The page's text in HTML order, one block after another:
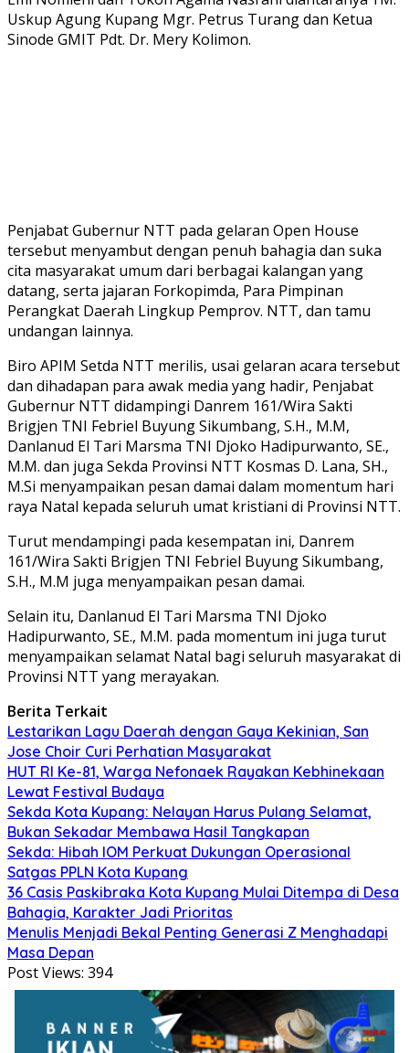
Uskup Agung Kupang Mgr. Petrus Turang dan Ketua
Sinode GMIT Pdt. Dr. Mery Kolimon.
Penjabat Gubernur NTT pada gelaran Open House
tersebut menyambut dengan penuh bahagia dan suka
cita masyarakat umum dari berbagai kalangan yang
datang, serta jajaran Forkopimda, Para Pimpinan
Perangkat Daerah Lingkup Pemprov. NTT, dan tamu
undangan lainnya.
Biro APIM Setda NTT merilis, usai gelaran acara tersebut
dan dihadapan para awak media yang hadir, Penjabat
Gubernur NTT didampingi Danrem 161/Wira Sakti
Brigjen TNI Febriel Buyung Sikumbang, S.H., M.M,
Danlanud El Tari Marsma TNI Djoko Hadipurwanto, SE.,
M.M. dan juga Sekda Provinsi NTT Kosmas D. Lana, SH.,
M.Si menyampaikan pesan damai dalam momentum hari
raya Natal kepada seluruh umat kristiani di Provinsi NTT.
Turut mendampingi pada kesempatan ini, Danrem
161/Wira Sakti Brigjen TNI Febriel Buyung Sikumbang,
S.H., M.M juga menyampaikan pesan damai.
Selain itu, Danlanud El Tari Marsma TNI Djoko
Hadipurwanto, SE., M.M. pada momentum ini juga turut
menyampaikan selamat Natal bagi seluruh masyarakat di
Provinsi NTT yang merayakan.
Berita Terkait
Lestarikan Lagu Daerah dengan Gaya Kekinian, San
Jose Choir Curi Perhatian Masyarakat
HUT RI Ke-81, Warga Nefonaek Rayakan Kebhinekaan
Lewat Festival Budaya
Sekda Kota Kupang: Nelayan Harus Pulang Selamat,
Bukan Sekadar Membawa Hasil Tangkapan
Sekda: Hibah IOM Perkuat Dukungan Operasional
Satgas PPLN Kota Kupang
36 Casis Paskibraka Kota Kupang Mulai Ditempa di Desa
Bahagia, Karakter Jadi Prioritas
Menulis Menjadi Bekal Penting Generasi Z Menghadapi
Masa Depan
Post Views: 394